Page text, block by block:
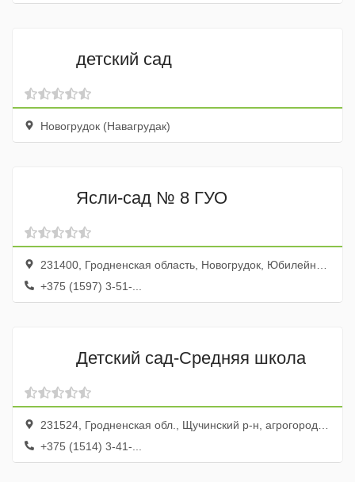
детский сад
Новогрудок (Навагрудак)
Ясли-сад № 8 ГУО
231400, Гродненская область, Новогрудок, Юбилейная улица, 11А
+375 (1597) 3-51-...
Детский сад-Средняя школа
231524, Гродненская обл., Щучинский р-н, агрогородок Головичполье, ул. Ленина, 3
+375 (1514) 3-41-...